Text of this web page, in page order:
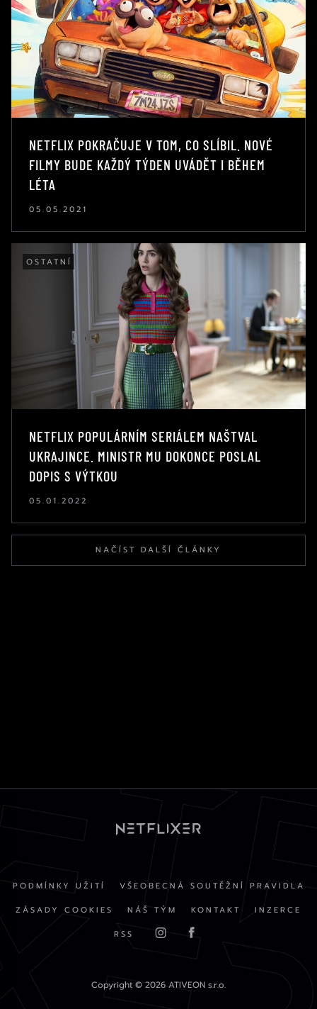
NETFLIX POKRAČUJE V TOM, CO SLÍBIL. NOVÉ
FILMY BUDE KAŽDÝ TÝDEN UVÁDĚT I BĚHEM
LÉTA
05.05.2021
OSTATNÍ
NETFLIX POPULÁRNÍM SERIÁLEM NAŠTVAL
UKRAJINCE. MINISTR MU DOKONCE POSLAL
DOPIS S VÝTKOU
05.01.2022
NAČÍST DALŠÍ ČLÁNKY
PODMÍNKY UŽITÍ
VŠEOBECNÁ SOUTĚŽNÍ PRAVIDLA
ZÁSADY COOKIES
NÁŠ TÝM KONTAKT
INZERCE
RSS
Copyright © 2026 ATIVEON s.r.o.